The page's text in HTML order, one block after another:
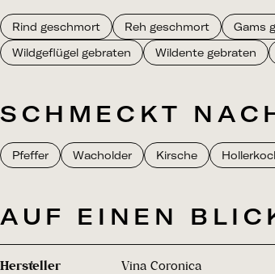
Rind geschmort Reh geschmort Gams
Wildgeflügel gebraten
Wildente gebraten
SCHMECKT
Pfeffer Wacholder Kirsche
AUF EINEN
Hersteller Vina Coronica